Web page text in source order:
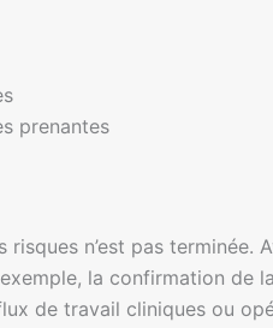
prenantes
n’est pas terminée.
la confirmation de
de travail cliniques ou